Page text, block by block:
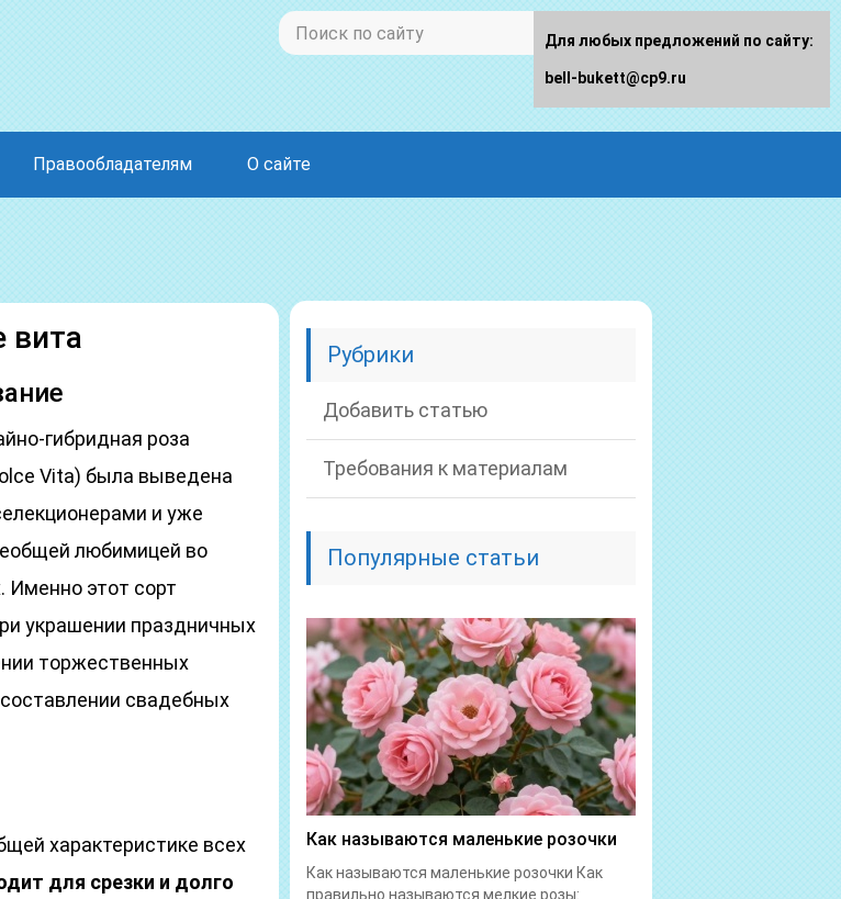
Правообладателям О сайте
вита
гибридная роза
Vita) была выведена
и уже
любимицей во
Именно этот сорт
украшении праздничных
торжественных
свадебных
характеристике всех
для срезки и долго
Рубрики
Добавить статью
Требования к материалам
Популярные статьи
Как называются маленькие розочки
Как называются маленькие розочки Как
правильно называются мелкие розы:
Для любых предложений по сайту:
bell-bukett@cp9.ru